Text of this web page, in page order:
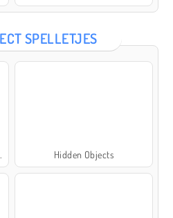
SPELLETJES
Hidden Objects